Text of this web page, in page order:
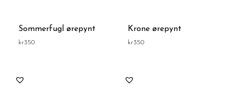
Sommerfugl ørepynt
kr350
Krone ørepynt
kr350